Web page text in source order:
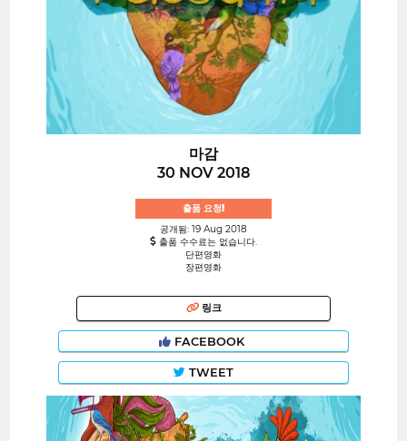
마감
30 NOV 2018
출품 요청!
공개됨: 19 Aug 2018
출품 수수료는 없습니다.
단편영화
장편영화
링크
FACEBOOK
TWEET